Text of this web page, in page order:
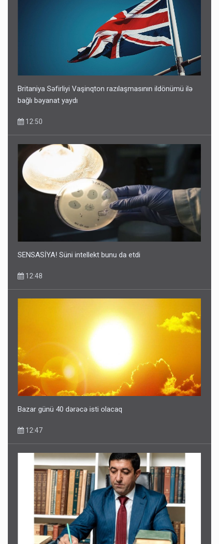
Britaniya Səfirliyi Vaşinqton razılaşmasının ildönümü ilə
bağlı bəyanat yaydı
12:50
SENSASİYA! Süni intellekt bunu da etdi
12:48
Bazar günü 40 dərəcə isti olacaq
12:47